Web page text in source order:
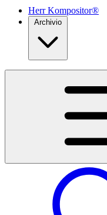
Herr Kompositor®
Archivio